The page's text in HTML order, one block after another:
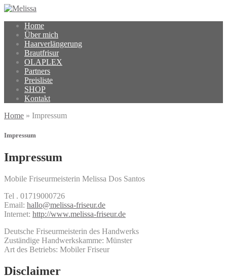
Home
Über mich
Haarverlängerung
Brautfrisur
OLAPLEX
Partners
Preisliste
SHOP
Kontakt
Home » Impressum
Impressum
Impressum
Mobile Friseurmeisterin Melissa Dos Santos
Tel . 01719000726
Email: hallo@melissa-friseur.de
Internet: http://www.melissa-friseur.de
Deutsche Friseurmeisterin des Handwerks
Zuständige Handwerkskamme: Münster
Art des Betriebs: Mobiler Friseur
Disclaimer